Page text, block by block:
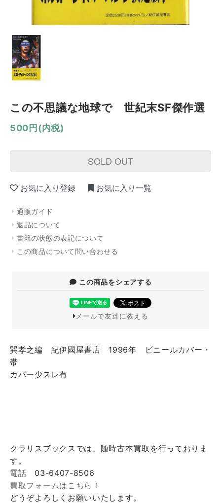
この不思議な地球で 世紀末SF傑作選
500円(内税)
SOLD OUT
お気に入り登録 お気に入り一覧
通販ガイド
返品について
書籍の状態の表記について
この商品について問い合わせる
この商品をシェアする
メールで友達に教える
巽孝之編 紀伊國屋書店 1996年 ビニールカバー・
帯
カバー少スレ有
クラリスブックスでは、随時古本買取を行っておりま
す。
電話 03-6407-8506
買取フォームはこちら！
どうぞよろしくお願いいたします。